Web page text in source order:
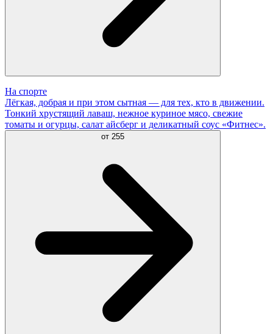
На спорте
Лёгкая, добрая и при этом сытная — для тех, кто в движении.
Тонкий хрустящий лаваш, нежное куриное мясо, свежие
томаты и огурцы, салат айсберг и деликатный соус «Фитнес».
от 255